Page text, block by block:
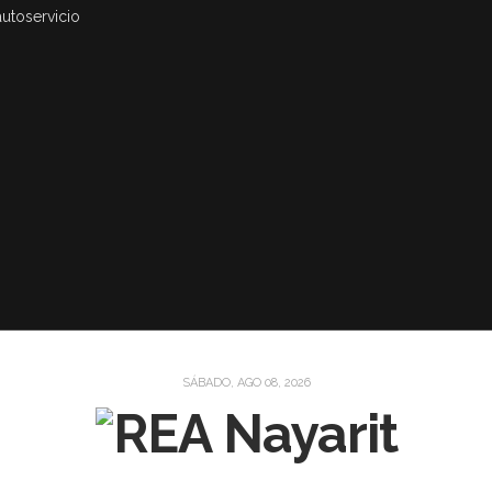
SÁBADO, AGO 08, 2026